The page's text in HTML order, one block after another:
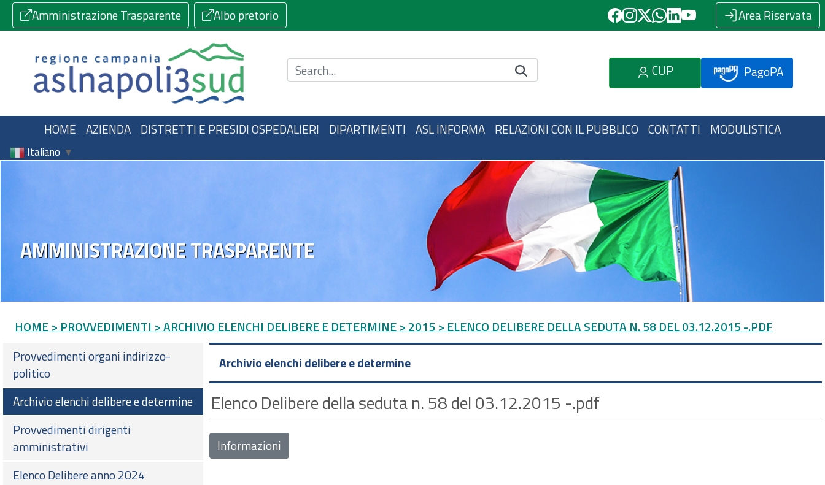
Amministrazione Trasparente Albo pretorio Area Riservata
Cerca nel sito CUP PagoPA
HOME AZIENDA DISTRETTI E PRESIDI OSPEDALIERI DIPARTIMENTI ASL INFORMA RELAZIONI CON IL PUBBLICO CONTATTI MODULISTICA
Italiano ▼
AMMINISTRAZIONE TRASPARENTE
HOME > PROVVEDIMENTI > ARCHIVIO ELENCHI DELIBERE E DETERMINE > 2015 > ELENCO DELIBERE DELLA SEDUTA N. 58 DEL 03.12.2015 -.PDF
Provvedimenti organi indirizzo-
politico
Archivio elenchi delibere e determine
Provvedimenti dirigenti
amministrativi
Elenco Delibere anno 2024
Archivio elenchi delibere e determine
Elenco Delibere della seduta n. 58 del 03.12.2015 -.pdf
Informazioni